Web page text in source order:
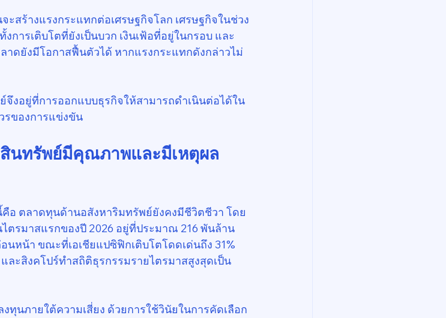
สร้างแรงกระแทกต่อเศรษฐกิจโลก เศรษฐกิจในช่วง
การเติบโตที่ยังเป็นบวก เงินเฟ้อที่อยู่ในกรอบ และ
าดยังมีโอกาสฟื้นตัวได้ หากแรงกระแทกดังกล่าวไม่
งอยู่ที่การออกแบบธุรกิจให้สามารถดำเนินต่อได้ใน
รของการแข่งขัน
สินทรัพย์มีคุณภาพและมีเหตุผล
ตลาดทุนด้านอสังหาริมทรัพย์ยังคงมีชีวิตชีวา โดย
ตรมาสแรกของปี 2026 อยู่ที่ประมาณ 216 พันล้าน
นหน้า ขณะที่เอเชียแปซิฟิกเติบโตโดดเด่นถึง 31%
ะสิงคโปร์ทำสถิติธุรกรรมรายไตรมาสสูงสุดเป็น
ทุนภายใต้ความเสี่ยง ด้วยการใช้วินัยในการคัดเลือก